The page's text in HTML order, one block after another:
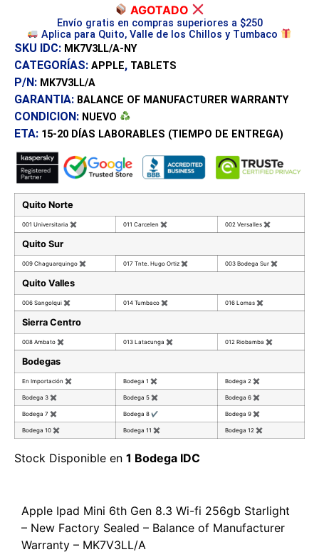
AGOTADO
Envío gratis en compras superiores a $250
Aplica para Quito, Valle de los Chillos y Tumbaco
SKU IDC: MK7V3LL/A-NY
CATEGORÍAS: APPLE, TABLETS
P/N: MK7V3LL/A
GARANTIA: BALANCE OF MANUFACTURER WARRANTY
CONDICION: NUEVO
ETA: 15-20 DÍAS LABORABLES (TIEMPO DE ENTREGA)
Quito Norte
001 Universitaria ✖ 011 Carcelen ✖ 002 Versalles ✖
Quito Sur
009 Chaguarquingo ✖ 017 Tnte. Hugo Ortiz ✖ 003 Bodega Sur ✖
Quito Valles
006 Sangolqui ✖ 014 Tumbaco ✖ 016 Lomas ✖
Sierra Centro
008 Ambato ✖ 013 Latacunga ✖ 012 Riobamba ✖
Bodegas
En Importación ✖ Bodega 1 ✖ Bodega 2 ✖
Bodega 3 ✖ Bodega 5 ✖ Bodega 6 ✖
Bodega 7 ✖ Bodega 8 ✔ Bodega 9 ✖
Bodega 10 ✖ Bodega 11 ✖ Bodega 12 ✖
Stock Disponible en 1 Bodega IDC
Apple Ipad Mini 6th Gen 8.3 Wi-fi 256gb Starlight
– New Factory Sealed – Balance of Manufacturer
Warranty – MK7V3LL/A